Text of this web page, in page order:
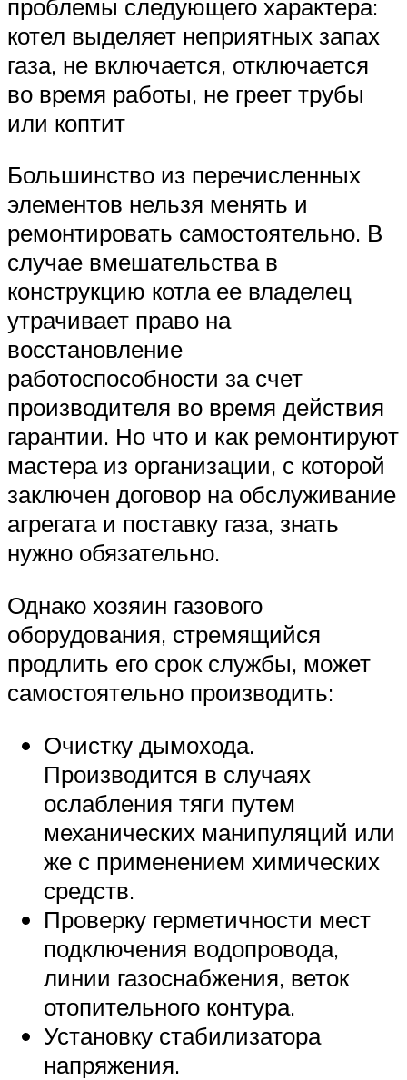
проблемы следующего характера:
котел выделяет неприятных запах
газа, не включается, отключается
во время работы, не греет трубы
или коптит
Большинство из перечисленных
элементов нельзя менять и
ремонтировать самостоятельно. В
случае вмешательства в
конструкцию котла ее владелец
утрачивает право на
восстановление
работоспособности за счет
производителя во время действия
гарантии. Но что и как ремонтируют
мастера из организации, с которой
заключен договор на обслуживание
агрегата и поставку газа, знать
нужно обязательно.
Однако хозяин газового
оборудования, стремящийся
продлить его срок службы, может
самостоятельно производить:
Очистку дымохода.
Производится в случаях
ослабления тяги путем
механических манипуляций или
же с применением химических
средств.
Проверку герметичности мест
подключения водопровода,
линии газоснабжения, веток
отопительного контура.
Установку стабилизатора
напряжения.